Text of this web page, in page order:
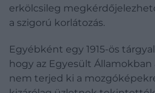
erkölcsileg
a szigorú korlátozás.
Egyébként egy 1915-ös
hogy az Egyesült Államokban
nem terjed ki a